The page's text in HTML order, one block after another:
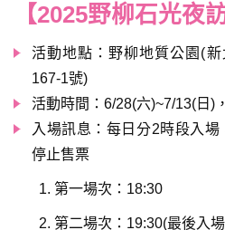
【2025野柳石光夜
活動地點：野柳地質公園(
167-1號)
活動時間：6/28(六)~7/13(日)
入場訊息：每日分2時段入
停止售票
第一場次：18:30
第二場次：19:30(最後入